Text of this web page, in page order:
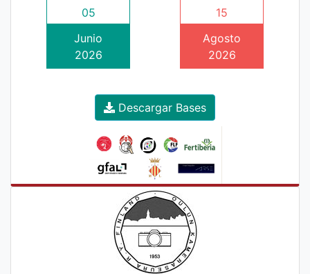
05
Junio
2026
15
Agosto
2026
Descargar Bases